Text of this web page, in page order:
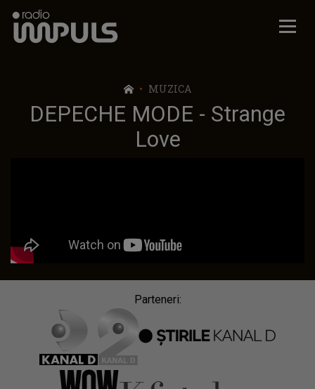
Radio Impuls
MUZICA
DEPECHE MODE - Strange
Love
Parteneri: